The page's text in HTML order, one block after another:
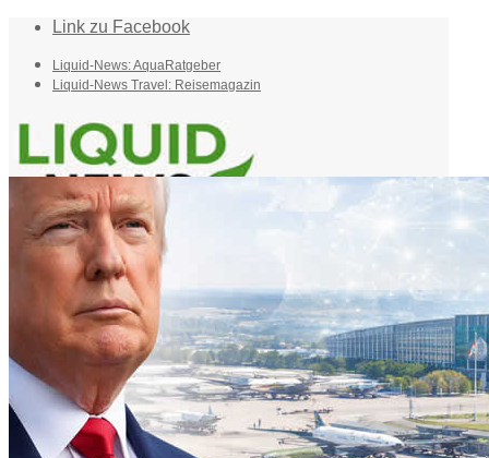
Link zu Facebook
Liquid-News: AquaRatgeber
Liquid-News Travel: Reisemagazin
Home
Suche
Menü Menü